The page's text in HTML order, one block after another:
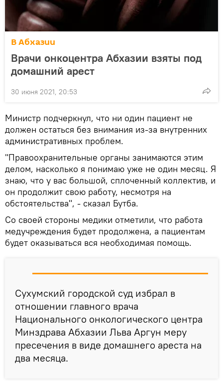
В Абхазии
Врачи онкоцентра Абхазии взяты под
домашний арест
30 июня 2021, 20:53
Министр подчеркнул, что ни один пациент не
должен остаться без внимания из-за внутренних
административных проблем.
"Правоохранительные органы занимаются этим
делом, насколько я понимаю уже не один месяц. Я
знаю, что у вас большой, сплоченный коллектив, и
он продолжит свою работу, несмотря на
обстоятельства", - сказал Бутба.
Со своей стороны медики отметили, что работа
медучреждения будет продолжена, а пациентам
будет оказываться вся необходимая помощь.
Сухумский городской суд избрал в
отношении главного врача
Национального онкологического центра
Минздрава Абхазии Льва Аргун меру
пресечения в виде домашнего ареста на
два месяца.